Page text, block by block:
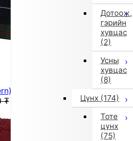
Дотоож,
гэрийн
хувцас
(2)
Усны
хувцас
(8)
Цүнх (174)
Тоте
цүнх
(75)
₮